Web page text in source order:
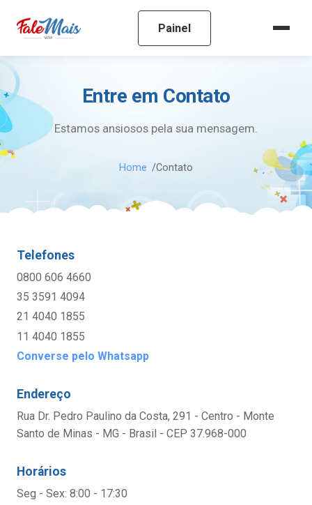
Painel
Entre em Contato
Estamos ansiosos pela sua mensagem.
Home Contato
Telefones
0800 606 4660
35 3591 4094
21 4040 1855
11 4040 1855
Converse pelo Whatsapp
Endereço
Rua Dr. Pedro Paulino da Costa, 291 - Centro - Monte
Santo de Minas - MG - Brasil - CEP 37.968-000
Horários
Seg - Sex: 8:00 - 17:30